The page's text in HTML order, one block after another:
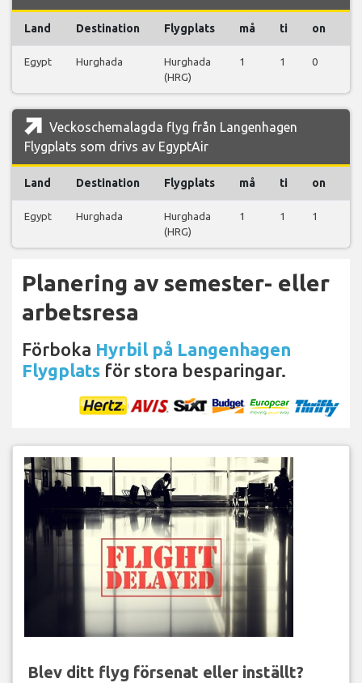
Land Destination Flygplats må ti on
Egypt Hurghada
Hurghada
(HRG)
1 1 0
Veckoschemalagda flyg från Langenhagen
Flygplats som drivs av EgyptAir
Land Destination Flygplats må ti on
Egypt Hurghada
Hurghada
(HRG)
1 1 1
Planering av semester- eller
arbetsresa
Förboka Hyrbil på Langenhagen
Flygplats för stora besparingar.
Blev ditt flyg försenat eller inställt?